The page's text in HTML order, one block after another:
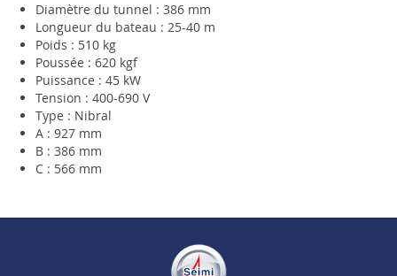
Diamètre du tunnel : 386 mm
Longueur du bateau : 25-40 m
Poids : 510 kg
Poussée : 620 kgf
Puissance : 45 kW
Tension : 400-690 V
Type : Nibral
A : 927 mm
B : 386 mm
C : 566 mm